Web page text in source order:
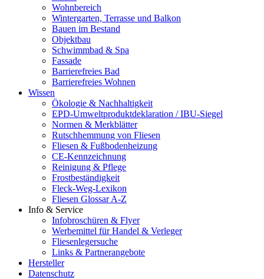
Wohnbereich
Wintergarten, Terrasse und Balkon
Bauen im Bestand
Objektbau
Schwimmbad & Spa
Fassade
Barrierefreies Bad
Barrierefreies Wohnen
Wissen
Ökologie & Nachhaltigkeit
EPD-Umweltproduktdeklaration / IBU-Siegel
Normen & Merkblätter
Rutschhemmung von Fliesen
Fliesen & Fußbodenheizung
CE-Kennzeichnung
Reinigung & Pflege
Frostbeständigkeit
Fleck-Weg-Lexikon
Fliesen Glossar A-Z
Info & Service
Infobroschüren & Flyer
Werbemittel für Handel & Verleger
Fliesenlegersuche
Links & Partnerangebote
Hersteller
Datenschutz